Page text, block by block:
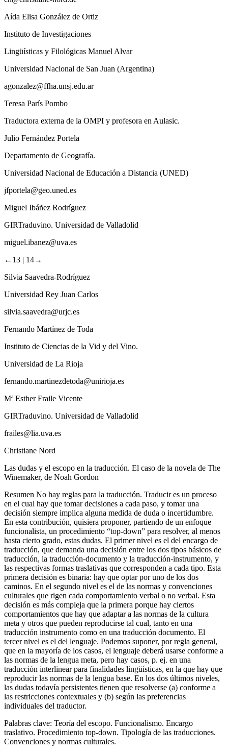
Aída Elisa González de Ortiz
Instituto de Investigaciones
Lingüísticas y Filológicas Manuel Alvar
Universidad Nacional de San Juan (Argentina)
agonzalez@ffha.unsj.edu.ar
Teresa París Pombo
Traductora externa de la OMPI y profesora en Aulasic.
Julio Fernández Portela
Departamento de Geografía.
Universidad Nacional de Educación a Distancia (UNED)
jfportela@geo.uned.es
Miguel Ibáñez Rodríguez
GIRTraduvino. Universidad de Valladolid
miguel.ibanez@uva.es
←13 | 14→
Silvia Saavedra-Rodríguez
Universidad Rey Juan Carlos
silvia.saavedra@urjc.es
Fernando Martínez de Toda
Instituto de Ciencias de la Vid y del Vino.
Universidad de La Rioja
fernando.martinezdetoda@unirioja.es
Mª Esther Fraile Vicente
GIRTraduvino. Universidad de Valladolid
frailes@lia.uva.es
Christiane Nord
Las dudas y el escopo en la traducción. El caso de la novela de The
Winemaker, de Noah Gordon
Resumen No hay reglas para la traducción. Traducir es un proceso
en el cual hay que tomar decisiones a cada paso, y tomar una
decisión siempre implica alguna medida de duda o incertidumbre.
En esta contribución, quisiera proponer, partiendo de un enfoque
funcionalista, un procedimiento “top-down” para resolver, al menos
hasta cierto grado, estas dudas. El primer nivel es el del encargo de
traducción, que demanda una decisión entre los dos tipos básicos de
traducción, la traducción-documento y la traducción-instrumento, y
las respectivas formas traslativas que corresponden a cada tipo. Esta
primera decisión es binaria: hay que optar por uno de los dos
caminos. En el segundo nivel es el de las normas y convenciones
culturales que rigen cada comportamiento verbal o no verbal. Esta
decisión es más compleja que la primera porque hay ciertos
comportamientos que hay que adaptar a las normas de la cultura
meta y otros que pueden reproducirse tal cual, tanto en una
traducción instrumento como en una traducción documento. El
tercer nivel es el del lenguaje. Podemos suponer, por regla general,
que en la mayoría de los casos, el lenguaje deberá usarse conforme a
las normas de la lengua meta, pero hay casos, p. ej. en una
traducción interlinear para finalidades lingüísticas, en la que hay que
reproducir las normas de la lengua base. En los dos últimos niveles,
las dudas todavía persistentes tienen que resolverse (a) conforme a
las restricciones contextuales y (b) según las preferencias
individuales del traductor.
Palabras clave: Teoría del escopo. Funcionalismo. Encargo
traslativo. Procedimiento top-down. Tipología de las traducciones.
Convenciones y normas culturales.